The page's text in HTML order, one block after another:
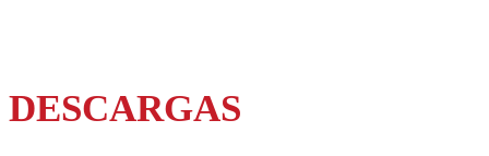
DESCARGAS